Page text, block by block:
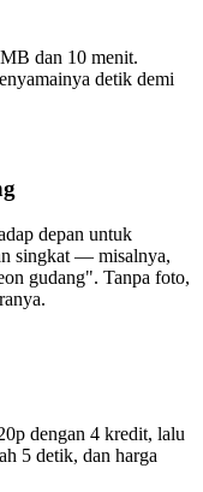
dan 10 menit.
detik demi
depan untuk
singkat — misalnya,
gudang". Tanpa foto,
dengan 4 kredit, lalu
5 detik, dan harga